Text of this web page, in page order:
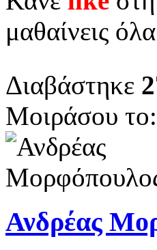
μαθαίνεις
Διαβάστηκε
Μοιράσου το:
Ανδρέας